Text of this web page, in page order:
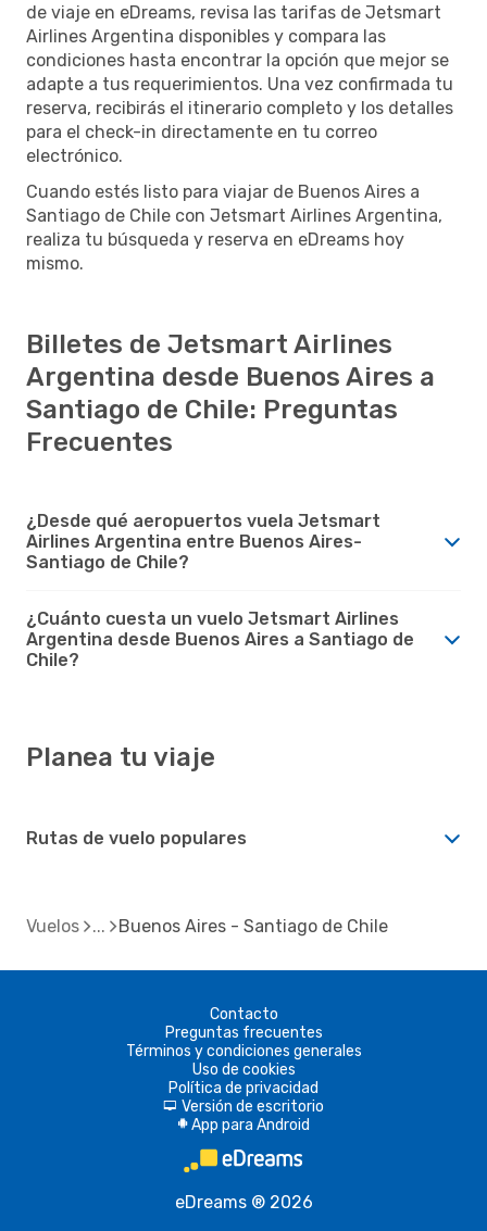
de viaje en eDreams, revisa las tarifas de Jetsmart
Airlines Argentina disponibles y compara las
condiciones hasta encontrar la opción que mejor se
adapte a tus requerimientos. Una vez confirmada tu
reserva, recibirás el itinerario completo y los detalles
para el check-in directamente en tu correo
electrónico.
Cuando estés listo para viajar de Buenos Aires a
Santiago de Chile con Jetsmart Airlines Argentina,
realiza tu búsqueda y reserva en eDreams hoy
mismo.
Billetes de Jetsmart Airlines
Argentina desde Buenos Aires a
Santiago de Chile: Preguntas
Frecuentes
¿Desde qué aeropuertos vuela Jetsmart
Airlines Argentina entre Buenos Aires-
Santiago de Chile?
¿Cuánto cuesta un vuelo Jetsmart Airlines
Argentina desde Buenos Aires a Santiago de
Chile?
Planea tu viaje
Rutas de vuelo populares
Vuelos Buenos Aires - Santiago de Chile
Contacto
Preguntas frecuentes
Términos y condiciones generales
Uso de cookies
Política de privacidad
d Versión de escritorio
A App para Android
eDreams ® 2026